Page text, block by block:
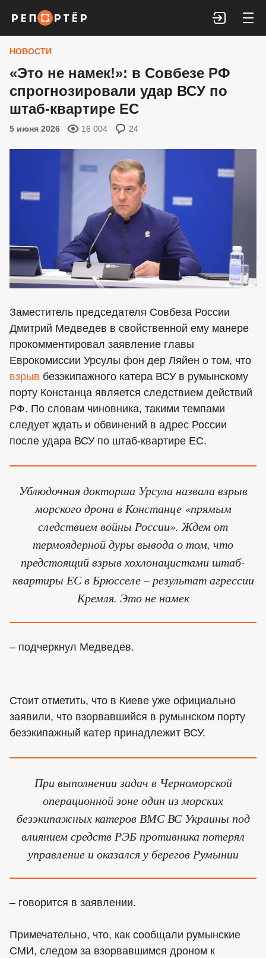
Войти
НОВОСТИ
«Это не намек!»: в Совбезе РФ
спрогнозировали удар ВСУ по
штаб-квартире ЕС
5 июня 2026 16 004 24
Заместитель председателя Совбеза России
Дмитрий Медведев в свойственной ему манере
прокомментировал заявление главы
Еврокомиссии Урсулы фон дер Ляйен о том, что
взрыв безэкипажного катера ВСУ в румынскому
порту Констанца является следствием действий
РФ. По словам чиновника, такими темпами
следует ждать и обвинений в адрес России
после удара ВСУ по штаб-квартире ЕС.
Ублюдочная докторша Урсула назвала взрыв
морского дрона в Констанце «прямым
следствием войны России». Ждем от
термоядерной дуры вывода о том, что
предстоящий взрыв хохлонацистами штаб-
квартиры ЕС в Брюсселе – результат агрессии
Кремля. Это не намек
– подчеркнул Медведев.
Стоит отметить, что в Киеве уже официально
заявили, что взорвавшийся в румынском порту
безэкипажный катер принадлежит ВСУ.
При выполнении задач в Черноморской
операционной зоне один из морских
безэкипажных катеров ВМС ВС Украины под
влиянием средств РЭБ противника потерял
управление и оказался у берегов Румынии
– говорится в заявлении.
Примечательно, что, как сообщали румынские
СМИ, следом за взорвавшимся дроном к